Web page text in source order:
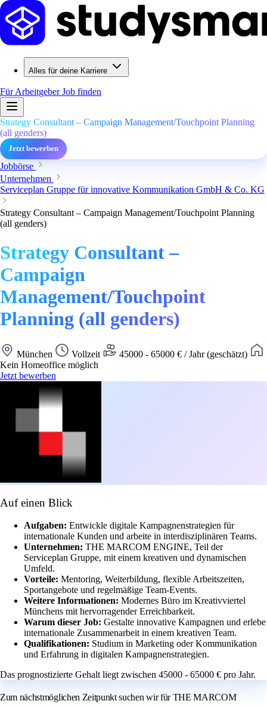
Alles für deine Karriere
Für ArbeitgeberJob finden
Strategy Consultant – Campaign Management/Touchpoint Planning
(all genders)
Jetzt bewerben
Jobbörse
Unternehmen
Serviceplan Gruppe für innovative Kommunikation GmbH & Co. KG
Strategy Consultant – Campaign Management/Touchpoint Planning
(all genders)
Strategy Consultant –
Campaign
Management/Touchpoint
Planning (all genders)
München Vollzeit
45000 - 65000 € / Jahr (geschätzt)
Kein Homeoffice möglich
Jetzt bewerben
Auf einen Blick
Aufgaben: Entwickle digitale Kampagnenstrategien für
internationale Kunden und arbeite in interdisziplinären Teams.
Unternehmen: THE MARCOM ENGINE, Teil der
Serviceplan Gruppe, mit einem kreativen und dynamischen
Umfeld.
Vorteile: Mentoring, Weiterbildung, flexible Arbeitszeiten,
Sportangebote und regelmäßige Team-Events.
Weitere Informationen: Modernes Büro im Kreativviertel
Münchens mit hervorragender Erreichbarkeit.
Warum dieser Job: Gestalte innovative Kampagnen und erlebe
internationale Zusammenarbeit in einem kreativen Team.
Qualifikationen: Studium in Marketing oder Kommunikation
und Erfahrung in digitalen Kampagnenstrategien.
Das prognostizierte Gehalt liegt zwischen 45000 - 65000 € pro Jahr.
Zum nächstmöglichen Zeitpunkt suchen wir für THE MARCOM